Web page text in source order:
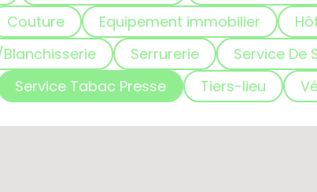
Couture Equipement immobilier
Serrurerie Service De
Service Tabac Presse Tiers-lieu